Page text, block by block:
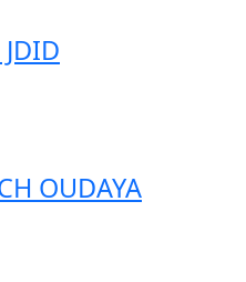
OUDAYA